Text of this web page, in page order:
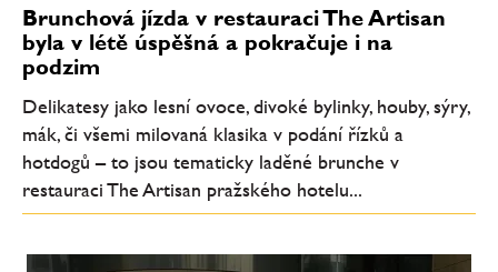
Brunchová jízda v restauraci The Artisan
byla v létě úspěšná a pokračuje i na
podzim
Delikatesy jako lesní ovoce, divoké bylinky, houby, sýry,
mák, či všemi milovaná klasika v podání řízků a
hotdogů – to jsou tematicky laděné brunche v
restauraci The Artisan pražského hotelu...